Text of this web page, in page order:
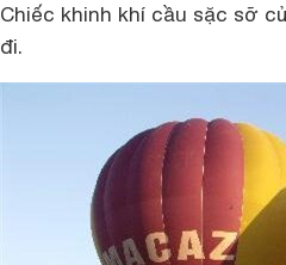
Chiếc khinh khí cầu sặc sỡ
đi.